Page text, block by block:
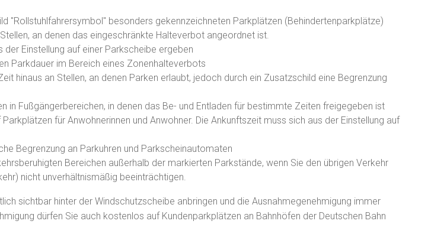
"Rollstuhlfahrersymbol" besonders gekennzeichneten Parkplätzen (Behindertenparkplätze)
an denen das eingeschränkte Halteverbot angeordnet ist.
der Einstellung auf einer Parkscheibe ergeben
Parkdauer im Bereich eines Zonenhalteverbots
hinaus an Stellen, an denen Parken erlaubt, jedoch durch ein Zusatzschild eine Begrenzung
in Fußgängerbereichen, in denen das Be- und Entladen für bestimmte Zeiten freigegeben ist
für Anwohnerinnen und Anwohner. Die Ankunftszeit muss sich aus der Einstellung auf
Begrenzung an Parkuhren und Parkscheinautomaten
Bereichen außerhalb der markierten Parkstände, wenn Sie den übrigen Verkehr
nicht unverhältnismäßig beeinträchtigen.
sichtbar hinter der Windschutzscheibe anbringen und die Ausnahmegenehmigung immer
dürfen Sie auch kostenlos auf Kundenparkplätzen an Bahnhöfen der Deutschen Bahn